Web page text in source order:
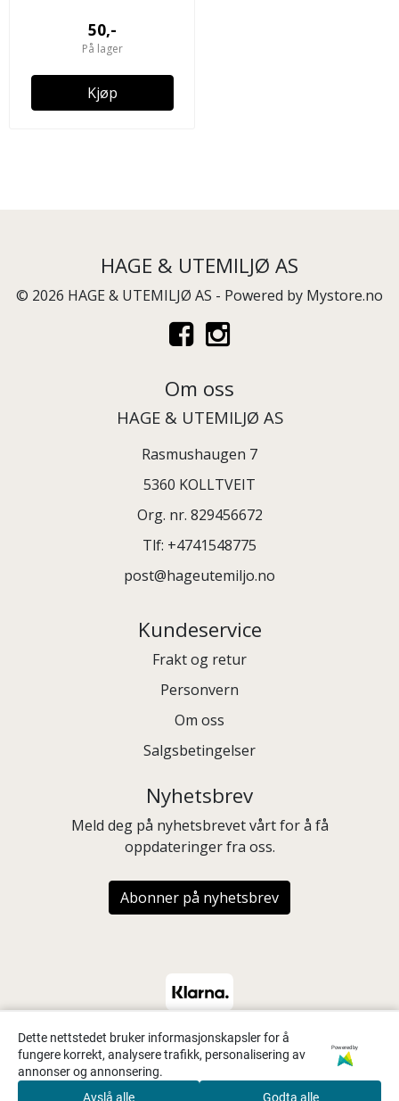
50,-
På lager
Kjøp
HAGE & UTEMILJØ AS
© 2026 HAGE & UTEMILJØ AS - Powered by Mystore.no
Om oss
HAGE & UTEMILJØ AS
Rasmushaugen 7
5360 KOLLTVEIT
Org. nr. 829456672
Tlf: +4741548775
post@hageutemiljo.no
Kundeservice
Frakt og retur
Personvern
Om oss
Salgsbetingelser
Nyhetsbrev
Meld deg på nyhetsbrevet vårt for å få
oppdateringer fra oss.
Abonner på nyhetsbrev
Dette nettstedet bruker informasjonskapsler for å
fungere korrekt, analysere trafikk, personalisering av
annonser og annonsering.
Powered by
Avslå alle Godta alle